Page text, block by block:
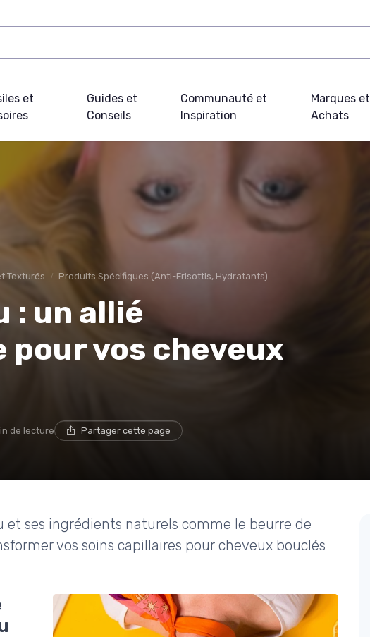
et
Guides et
Conseils
Communauté et
Inspiration
Marques et
Achats
Texturés Produits Spécifiques (Anti-Frisottis, Hydratants)
: un allié
vos cheveux
de lecture Partager cette page
ses ingrédients naturels comme le beurre de
vos soins capillaires pour cheveux bouclés